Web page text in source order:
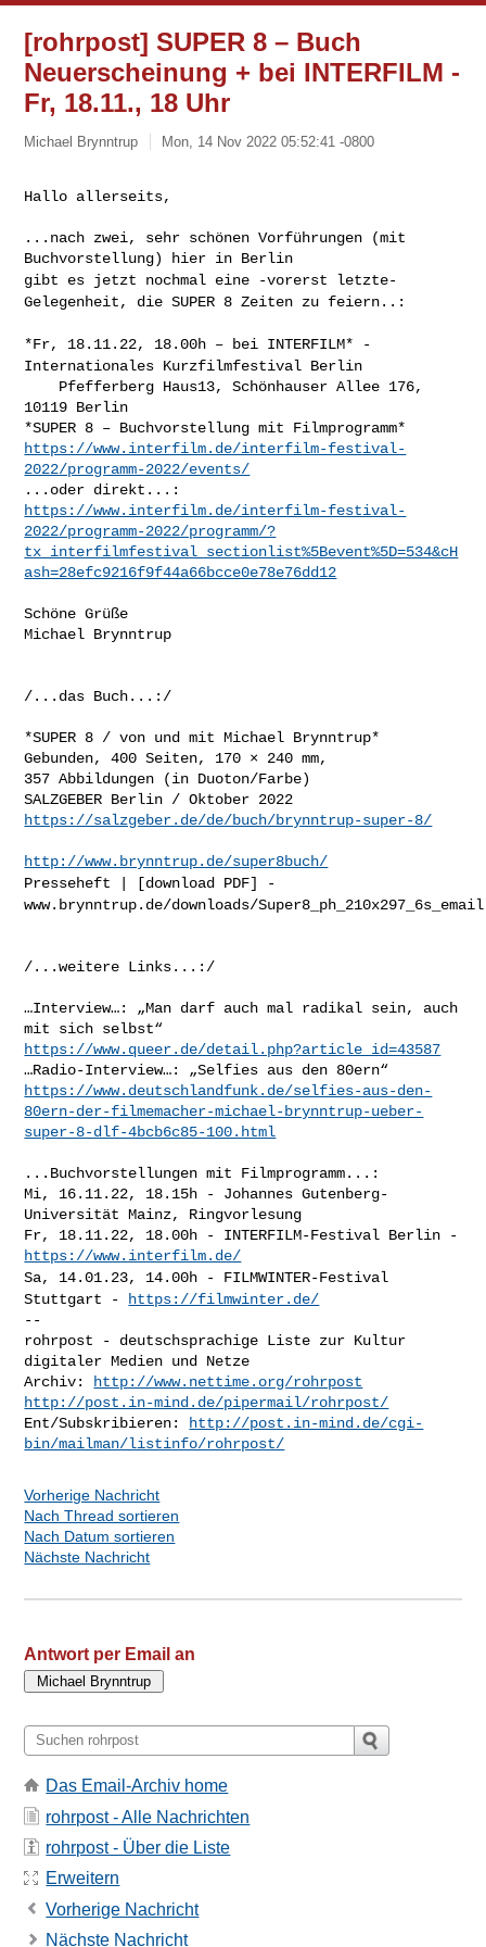
[rohrpost] SUPER 8 – Buch
Neuerscheinung + bei INTERFILM -
Fr, 18.11., 18 Uhr
Michael Brynntrup Mon, 14 Nov 2022 05:52:41 -0800
Hallo allerseits,
...nach zwei, sehr schönen Vorführungen (mit
gibt es jetzt nochmal eine -vorerst letzte-
Gelegenheit, die SUPER 8Zeiten zu feiern..:
*Fr, 18.11.22, 18.00h – bei INTERFILM* -
Internationales Kurzfilmfestival Berlin
Pfefferberg Haus13, Schönhauser Allee 176,
10119 Berlin
https://www.interfilm.de/interfilm-festival-
2022/programm-2022/events/
https://www.interfilm.de/interfilm-festival-
2022/programm-2022/programm/?
tx_interfilmfestival_sectionlist%5Bevent%5D=534&cH
ash=28efc9216f9f44a66bcce0e78e76dd12
Schöne Grüße
Michael Brynntrup
/...das Buch...:/
*SUPER 8 / von und mit Michael Brynntrup*
Gebunden, 400 Seiten, 170 × 240 mm,
357 Abbildungen (in Duoton/Farbe)
https://salzgeber.de/de/buch/brynntrup-super-8/
http://www.brynntrup.de/super8buch/
Presseheft | [download PDF] -
www.brynntrup.de/downloads/
/...weitere Links...:/
…Interview…: „Man darf auch mal radikal sein, auch
https://www.queer.de/detail.php?article_id=43587
https://www.deutschlandfunk.de/selfies-aus-den-
80ern-der-filmemacher-michael-brynntrup-ueber-
super-8-dlf-4bcb6c85-100.html
...Buchvorstellungen mit Filmprogramm...:
Mi, 16.11.22, 18.15h - Johannes Gutenberg-
Universität Mainz, Ringvorlesung
https://www.interfilm.de/
Sa, 14.01.23, 14.00h - FILMWINTER-Festival
Stuttgart -
https://filmwinter.de/
--
rohrpost - deutschsprachige Liste zur Kultur
digitaler Medien und Netze
Archiv:
http://www.nettime.org/rohrpost
http://post.in-mind.de/pipermail/rohrpost/
Ent/Subskribieren:
http://post.in-mind.de/cgi-
bin/mailman/listinfo/rohrpost/
Vorherige Nachricht
Nach Thread sortieren
Nach Datum sortieren
Nächste Nachricht
Antwort per Email an
Das Email-Archiv home
rohrpost - Alle Nachrichten
rohrpost - Über die Liste
Erweitern
Vorherige Nachricht
Nächste Nachricht